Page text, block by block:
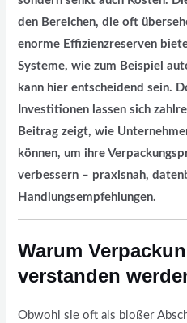
den Bereichen, die oft
enorme Effizienzreserven
Systeme, wie zum Beispiel
kann hier entscheidend sein.
Investitionen lassen sich
Beitrag zeigt, wie
können, um ihre
verbessern – praxisnah,
Handlungsempfehlungen.
Warum
verstanden
Obwohl sie oft als bloßer